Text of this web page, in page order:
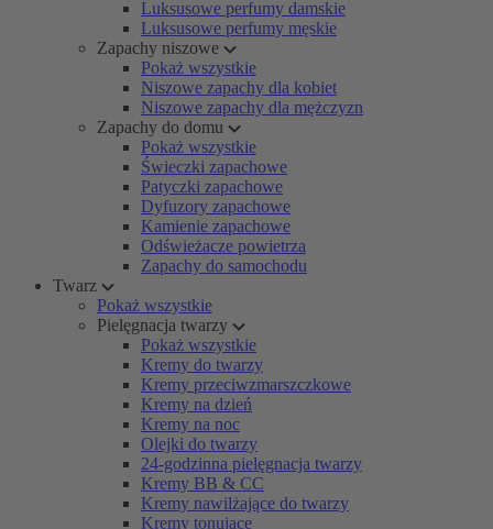
Luksusowe perfumy damskie
Luksusowe perfumy męskie
Zapachy niszowe
Pokaż wszystkie
Niszowe zapachy dla kobiet
Niszowe zapachy dla mężczyzn
Zapachy do domu
Pokaż wszystkie
Świeczki zapachowe
Patyczki zapachowe
Dyfuzory zapachowe
Kamienie zapachowe
Odświeżacze powietrza
Zapachy do samochodu
Twarz
Pokaż wszystkie
Pielęgnacja twarzy
Pokaż wszystkie
Kremy do twarzy
Kremy przeciwzmarszczkowe
Kremy na dzień
Kremy na noc
Olejki do twarzy
24-godzinna pielęgnacja twarzy
Kremy BB & CC
Kremy nawilżające do twarzy
Kremy tonujące